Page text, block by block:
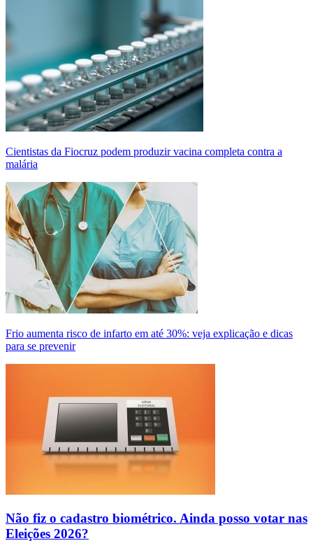
Cientistas da Fiocruz podem produzir vacina completa contra a
malária
Frio aumenta risco de infarto em até 30%: veja explicação e dicas
para se prevenir
Não fiz o cadastro biométrico. Ainda posso votar nas
Eleições 2026?